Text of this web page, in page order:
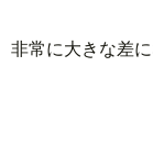
非常に大きな差